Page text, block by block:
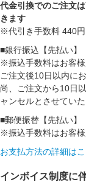
代金引換でのご注文
きます
※代引き手数料 440
■銀行振込【先払い】
※振込手数料はお客様
ご注文後10日以内に
尚、ご注文から10日
ャンセルとさせていた
■郵便振替【先払い】
※振込手数料はお客様
お支払方法の詳細は
インボイス制度に